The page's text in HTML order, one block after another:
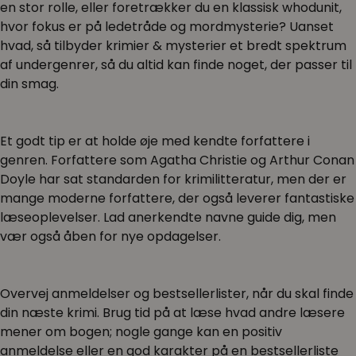
en stor rolle, eller foretrækker du en klassisk whodunit,
hvor fokus er på ledetråde og mordmysterie? Uanset
hvad, så tilbyder krimier & mysterier et bredt spektrum
af undergenrer, så du altid kan finde noget, der passer til
din smag.
Et godt tip er at holde øje med kendte forfattere i
genren. Forfattere som Agatha Christie og Arthur Conan
Doyle har sat standarden for krimilitteratur, men der er
mange moderne forfattere, der også leverer fantastiske
læseoplevelser. Lad anerkendte navne guide dig, men
vær også åben for nye opdagelser.
Overvej anmeldelser og bestsellerlister, når du skal finde
din næste krimi. Brug tid på at læse hvad andre læsere
mener om bogen; nogle gange kan en positiv
anmeldelse eller en god karakter på en bestsellerliste